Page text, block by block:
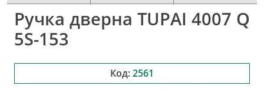
Ручка дверна TUPAI 4007 Q
5S-153
Код:2561